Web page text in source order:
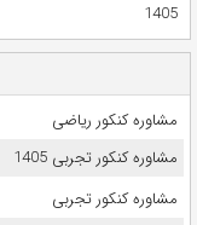
1405
مشاوره کنکور ریاضی
مشاوره کنکور تجربی 1405
مشاوره کنکور تجربی